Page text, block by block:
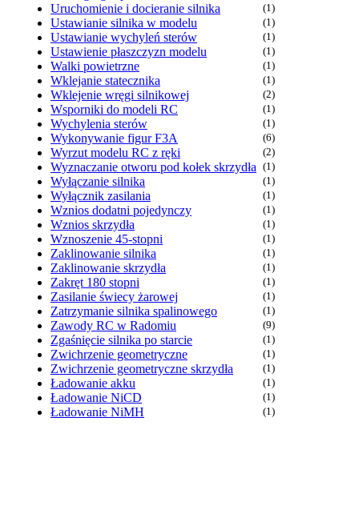
Uruchomienie i docieranie silnika (1)
Ustawianie silnika w modelu (1)
Ustawianie wychyleń sterów (1)
Ustawienie płaszczyzn modelu (1)
Walki powietrzne (1)
Wklejanie statecznika (1)
Wklejenie wręgi silnikowej (2)
Wsporniki do modeli RC (1)
Wychylenia sterów (1)
Wykonywanie figur F3A (6)
Wyrzut modelu RC z ręki (2)
Wyznaczanie otworu pod kołek skrzydła (1)
Wyłączanie silnika (1)
Wyłącznik zasilania (1)
Wznios dodatni pojedynczy (1)
Wznios skrzydła (1)
Wznoszenie 45-stopni (1)
Zaklinowanie silnika (1)
Zaklinowanie skrzydła (1)
Zakręt 180 stopni (1)
Zasilanie świecy żarowej (1)
Zatrzymanie silnika spalinowego (1)
Zawody RC w Radomiu (9)
Zgaśnięcie silnika po starcie (1)
Zwichrzenie geometryczne (1)
Zwichrzenie geometryczne skrzydła (1)
Ładowanie akku (1)
Ładowanie NiCD (1)
Ładowanie NiMH (1)